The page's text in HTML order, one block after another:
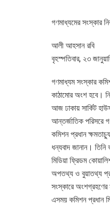
গণমাধ্যমের সংস্কার
আলী আহসান রবি
বৃহস্পতিবার, ২৩
গণমাধ্যম সংস্কার
কাঠামোর অংশ হবে।
আজ ঢাকায় সার্কিট
আন্তর্জাতিক পরিসরে
কমিশন প্রধান
ধন্যবাদ জানান। তিনি
মিডিয়া ফ্রিডম
অপতথ্য ও বুয়াতথ্য
সংস্কারে অংশগ্রহণের
এসময় কমিশন প্রধান